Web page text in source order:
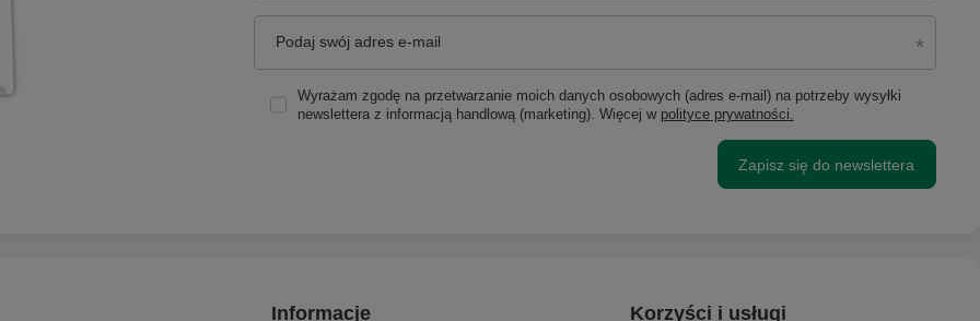
Podaj swój adres e-mail
Wyrażam zgodę na przetwarzanie moich danych osobowych (adres e-mail) na potrzeby wysyłki
newslettera z informacją handlową (marketing). Więcej w polityce prywatności.
Zapisz się do newslettera
Informacje Korzyści i usługi